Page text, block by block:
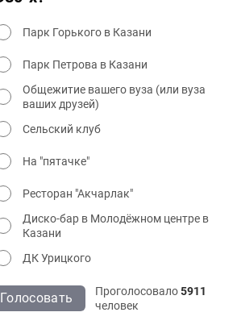
Парк Горького в Казани
Парк Петрова в Казани
Общежитие вашего вуза (или вуза
ваших друзей)
Сельский клуб
На "пятачке"
Ресторан "Акчарлак"
Диско-бар в Молодёжном центре в
Казани
ДК Урицкого
Голосовать Проголосовало5911
человек